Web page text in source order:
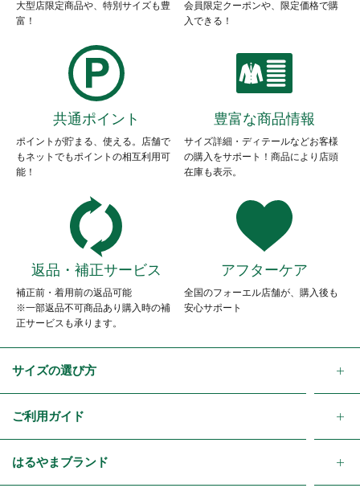
大型店限定商品や、特別サイズも豊
富！
会員限定クーポンや、限定価格で購
入できる！
共通ポイント
ポイントが貯まる、使える。店舗で
もネットでもポイントの相互利用可
能！
豊富な商品情報
サイズ詳細・ディテールなどお客様
の購入をサポート！商品により店頭
在庫も表示。
返品・補正サービス
補正前・着用前の返品可能
※一部返品不可商品あり購入時の補
正サービスも承ります。
アフターケア
全国のフォーエル店舗が、購入後も
安心サポート
サイズの選び方
ご利用ガイド
はるやまブランド